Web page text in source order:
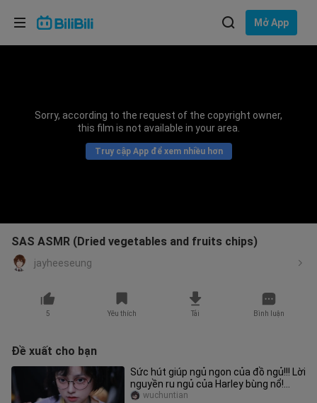
Mở App
Sorry, according to the request of the copyright owner,
this film is not available in your area.
Truy cập App để xem nhiều hơn
SAS ASMR (Dried vegetables and fruits chips)
jayheeseung
5 Yêu thích Tải Bình luận
Đề xuất cho bạn
Sức hút giúp ngủ ngon của đồ ngủ!!! Lời
nguyền ru ngủ của Harley bùng nổ!
ASMRwuchuntian
Lựa chọn ngôn ngữ
Bahasa Indonesia